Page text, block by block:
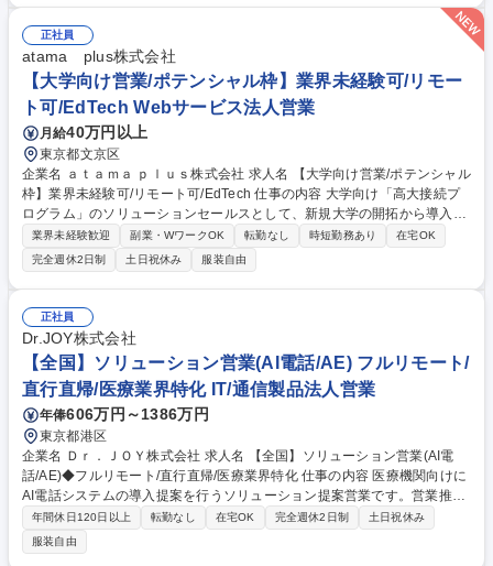
採用担当者だけでなく、現場社員も巻き込んだ「スクラム採用」を実現す
るATS。 『ジョブミル』：人材紹介会社の煩雑な求人管理を一括化し、求
職者への提供価値を最大化するシステム。 ご自身のスキルにマッチした選
考となりますので、まずはご応募ください！ 募集職種 【セールスオープ
ンポジション】HR Tech/SaaS/フルフレックス/リモート可
正社員
atama plus株式会社
【大学向け営業/ポテンシャル枠】業界未経験可/リモー
ト可/EdTech Webサービス法人営業
月給40万円以上
東京都文京区
企業名 ａｔａｍａ ｐｌｕｓ株式会社 求人名 【大学向け営業/ポテンシャル
枠】業界未経験可/リモート可/EdTech 仕事の内容 大学向け「高大接続プ
ログラム」のソリューションセールスとして、新規大学の開拓から導入提
案、既存大学への拡大提案までを担っていただきます。 ・全国の大学への
新規アプローチ、接点づくり ・担当者～決裁者レイヤーとの関係構築 ・
顧客ヒアリングを通じた大学の課題構造の整理 ・大学入試改革・入学前教
育に関するソリューション提案 ・既存導入大学への追加提案や学部展開の
提案 ・大学向けセミナーの企画・登壇など、認知拡大施策の推進 など 募
集職種 【大学向け営業/ポテンシャル枠】業界未経験可/リモート可/EdTec
業界未経験歓迎 副業・WワークOK 転勤なし 時短勤務あり
在宅OK
完全週休2日制
土日祝休み 服装自由
正社員
Dr.JOY株式会社
【全国】ソリューション営業(AI電話/AE) フルリモート/
直行直帰/医療業界特化 IT/通信製品法人営業
年俸606万円～1386万円
東京都港区
企業名 Ｄｒ．ＪＯＹ株式会社 求人名 【全国】ソリューション営業(AI電
話/AE)◆フルリモート/直行直帰/医療業界特化 仕事の内容 医療機関向けに
AI電話システムの導入提案を行うソリューション提案営業です。営業推進
担当とのペア制を取っており、お客様への営業活動に集中できる環境が整
っています。※初回リードのほとんどは別ポジションの リードジェネレー
ションが獲得してきます。【詳細】医療機関に対してAI電話システムの導
年間休日120日以上 転勤なし 在宅OK 完全週休2日制
土日祝休み
服装自由